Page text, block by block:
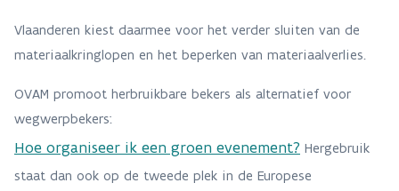
Vlaanderen kiest daarmee voor het verder sluiten van de
materiaalkringlopen en het beperken van materiaalverlies.
OVAM promoot herbruikbare bekers als alternatief voor
wegwerpbekers:
Hoe organiseer ik een groen evenement? Hergebruik
staat dan ook op de tweede plek in de Europese